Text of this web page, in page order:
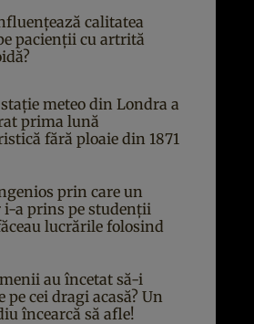
calitatea
pacienții cu artrită
stație meteo din Londra a
prima lună
fără ploaie din 1871
prin care un
i-a prins pe studenții
lucrările folosind
au încetat să-i
pe cei dragi acasă? Un
încearcă să afle!